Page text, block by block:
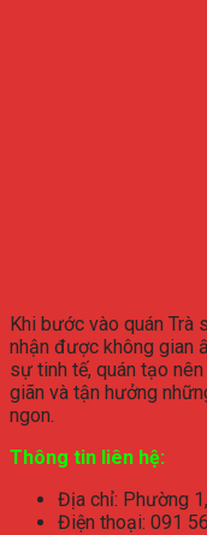
Khi bước vào quán Trà
nhận được không gian
sự tinh tế, quán tạo
giãn và tận hưởng
ngon.
Thông tin liên hệ:
Địa chỉ: Phường
Điện thoại: 091